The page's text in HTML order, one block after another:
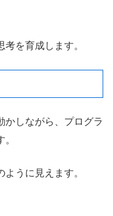
を育成します。
かしながら、プログラ
うに見えます。